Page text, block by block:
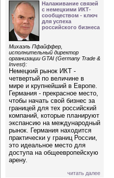
Налаживание связей
с немецкими ИКТ-
сообществом - ключ
для успеха
российского бизнеса
Михаэль Пфайффер,
исполнительный директор
организации GTAI (Germany Trade &
Invest):
Немецкий рынок ИКТ -
четвертый по величине в
мире и крупнейший в Европе.
Германия - прекрасное место,
чтобы начать свой бизнес за
границей для тех российский
компаний, которые планируют
экспансию на международный
рынок. Германия находится
практически у границ России,
это идеальное место для
доступа на общеевропейскую
арену.
читать далее